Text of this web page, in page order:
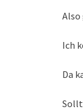
Also
Ich
Da